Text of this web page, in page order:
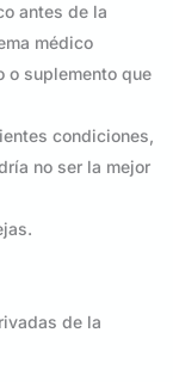
antes de la
médico
o suplemento que
condiciones,
no ser la mejor
de la